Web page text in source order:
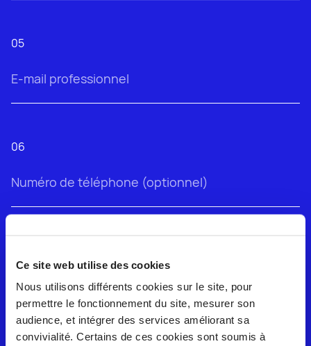
Ce site web utilise des cookies
Nous utilisons différents cookies sur le site, pour
permettre le fonctionnement du site, mesurer son
audience, et intégrer des services améliorant sa
convivialité. Certains de ces cookies sont soumis à
05
06